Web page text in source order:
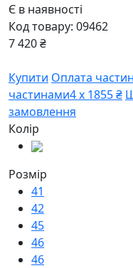
Є в наявності
Код товару: 09462
7 420 ₴
Купити Оплата
частинами4 х 1855 ₴
замовлення
Колір
Розмір
41
42
45
46
46